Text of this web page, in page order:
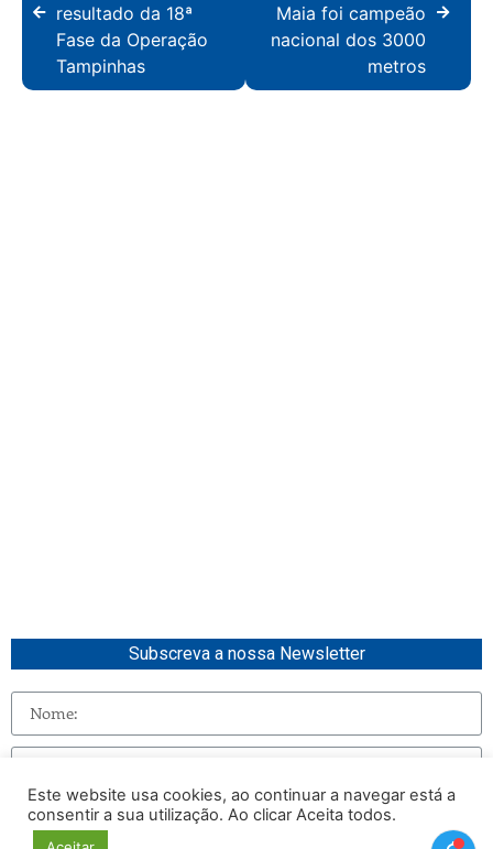
resultado da 18ª
Fase da Operação
Tampinhas
Maia foi campeão
nacional dos 3000
metros
Subscreva a nossa Newsletter
Enviar
Este website usa cookies, ao continuar a navegar está a
consentir a sua utilização. Ao clicar Aceita todos.